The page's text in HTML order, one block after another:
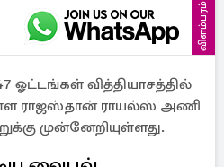
விளம்பரம்
வித்தியாசத்தில்
ராஜஸ்தான் ராயல்ஸ் அணி
முன்னேறியுள்ளது.